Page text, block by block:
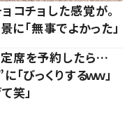
コチョした感覚が。
に「無事でよかった」
席を予約したら…
びっくりするｗｗ」
笑」